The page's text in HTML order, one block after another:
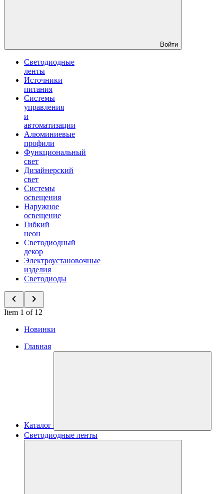
Войти
Светодиодные
ленты
Источники
питания
Системы
управления
и
автоматизации
Алюминиевые
профили
Функциональный
свет
Дизайнерский
свет
Системы
освещения
Наружное
освещение
Гибкий
неон
Светодиодный
декор
Электроустановочные
изделия
Светодиоды
Item 1 of 12
Новинки
Главная
Каталог
Светодиодные ленты